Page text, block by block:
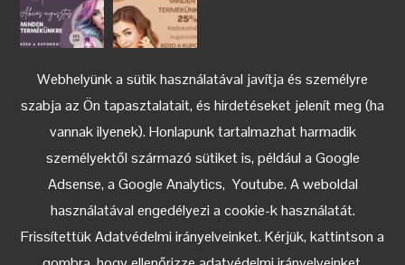
Webhelyünk a sütik használatával javítja és személyre
szabja az Ön tapasztalatait, és hirdetéseket jelenít meg (ha
vannak ilyenek). Honlapunk tartalmazhat harmadik
személyektől származó sütiket is, például a Google
Adsense, a Google Analytics, Youtube. A weboldal
használatával engedélyezi a cookie-k használatát.
Frissítettük Adatvédelmi irányelveinket. Kérjük, kattintson a
Keress az Instagramon